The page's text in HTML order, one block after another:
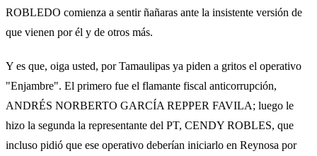
ROBLEDO comienza a sentir ñañaras ante la insistente versión de
que vienen por él y de otros más.
Y es que, oiga usted, por Tamaulipas ya piden a gritos el operativo
"Enjambre". El primero fue el flamante fiscal anticorrupción,
ANDRÉS NORBERTO GARCÍA REPPER FAVILA; luego le
hizo la segunda la representante del PT, CENDY ROBLES, que
incluso pidió que ese operativo deberían iniciarlo en Reynosa por